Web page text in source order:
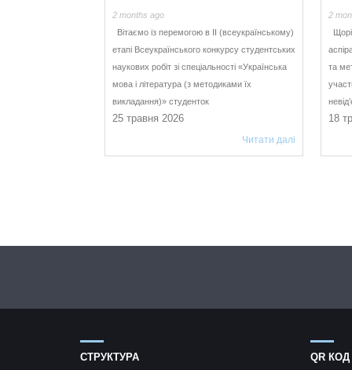
2 months ago
Вітаємо із перемогою в ІІ (всеукраїнському)
етапі Всеукраїнського конкурсу студентських
наукових робіт зі спеціальності «Українська
мова і література (з методиками їх
викладання)» студенток
25 травня 2026
Читати далі
2
та
18
СТРУКТУРА QR